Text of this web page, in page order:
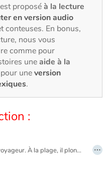
proposéà la lecture
en version audio
conteuses. En bonus,
nous vous
comme pour
uneaide à la
uneversion
.
:
Ciao est un doudou voyageur. À la plage, il plonge dans l’eau salée et découvre le monde fascinant de la mer. Sous l’eau, il rencontre des amis aux grandes dents, des géants, des minus et même des lumières bien étranges. …